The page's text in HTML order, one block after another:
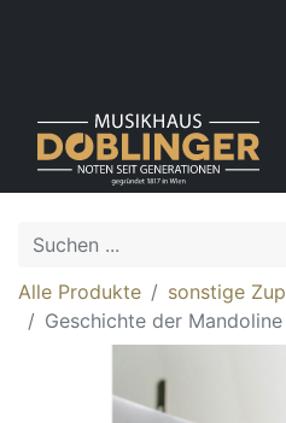
Alle Produkte
sonstige
Geschichte der Mandoline